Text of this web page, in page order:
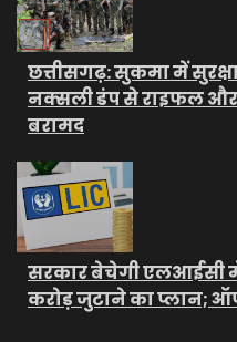
छत्तीसगढ़: सुकमा में
नक्सली डंप से राइफल और
बरामद
सरकार बेचेगी एलआईसी में
करोड़ जुटाने का प्लान;